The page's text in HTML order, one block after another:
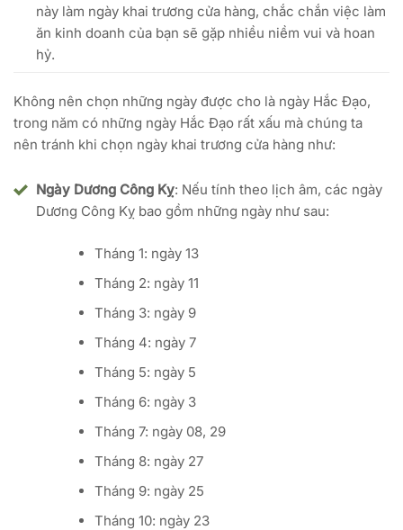
này làm ngày khai trương cửa hàng, chắc chắn việc làm
ăn kinh doanh của bạn sẽ gặp nhiều niềm vui và hoan
hỷ.
Không nên chọn những ngày được cho là ngày Hắc Đạo,
trong năm có những ngày Hắc Đạo rất xấu mà chúng ta
nên tránh khi chọn ngày khai trương cửa hàng như:
Ngày Dương Công Kỵ: Nếu tính theo lịch âm, các ngày
Dương Công Kỵ bao gồm những ngày như sau:
Tháng 1: ngày 13
Tháng 2: ngày 11
Tháng 3: ngày 9
Tháng 4: ngày 7
Tháng 5: ngày 5
Tháng 6: ngày 3
Tháng 7: ngày 08, 29
Tháng 8: ngày 27
Tháng 9: ngày 25
Tháng 10: ngày 23